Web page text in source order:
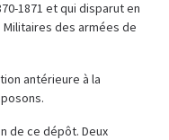
1871 et qui disparut en
Militaires des armées de
antérieure à la
de ce dépôt. Deux